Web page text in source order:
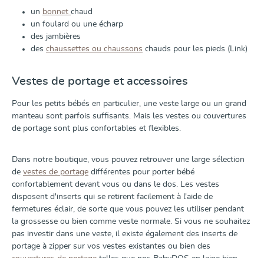
un bonnet chaud
un foulard ou une écharp
des jambières
des chaussettes ou chaussons chauds pour les pieds (Link)
Vestes de portage et accessoires
Pour les petits bébés en particulier, une veste large ou un grand
manteau sont parfois suffisants. Mais les vestes ou couvertures
de portage sont plus confortables et flexibles.
Dans notre boutique, vous pouvez retrouver une large sélection
de vestes de portage différentes pour porter bébé
confortablement devant vous ou dans le dos. Les vestes
disposent d'inserts qui se retirent facilement à l'aide de
fermetures éclair, de sorte que vous pouvez les utiliser pendant
la grossesse ou bien comme veste normale. Si vous ne souhaitez
pas investir dans une veste, il existe également des inserts de
portage à zipper sur vos vestes existantes ou bien des